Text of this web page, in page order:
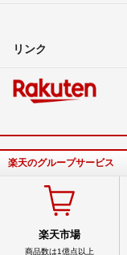
リンク
楽天のグループサービス
楽天市場
商品数は1億点以上